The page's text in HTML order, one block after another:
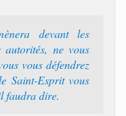
devant les
autorités, ne vous
vous défendrez
Saint-Esprit vous
faudra dire.